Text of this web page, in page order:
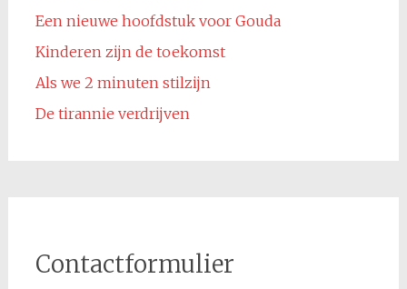
Een nieuwe hoofdstuk voor Gouda
Kinderen zijn de toekomst
Als we 2 minuten stilzijn
De tirannie verdrijven
Contactformulier